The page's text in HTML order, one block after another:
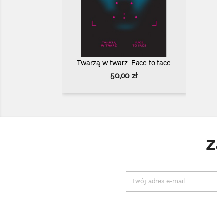
Twarzą w twarz. Face to face
Cena
50,00 zł
 Szybki podgląd